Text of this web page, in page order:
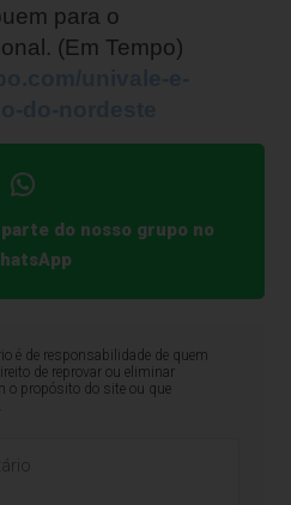
para o
(Em Tempo)
do nosso grupo no
é de responsabilidade de quem
de reprovar ou eliminar
o propósito do site ou que